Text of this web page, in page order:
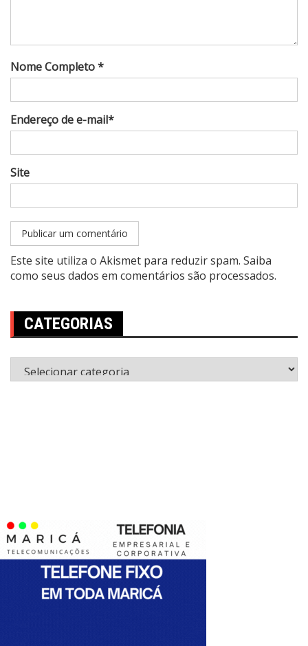
Nome Completo *
Endereço de e-mail*
Site
Este site utiliza o Akismet para reduzir spam. Saiba
como seus dados em comentários são processados.
CATEGORIAS
Categorias